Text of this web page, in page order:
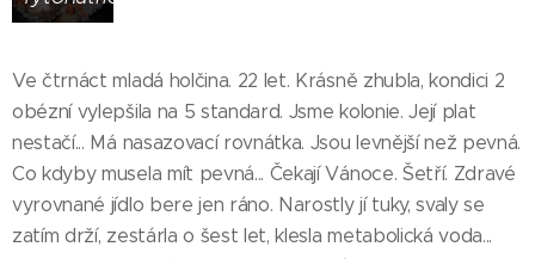
Ve čtrnáct mladá holčina. 22 let. Krásně zhubla, kondici 2
obézní vylepšila na 5 standard. Jsme kolonie. Její plat
nestačí... Má nasazovací rovnátka. Jsou levnější než pevná.
Co kdyby musela mít pevná... Čekají Vánoce. Šetří. Zdravé
vyrovnané jídlo bere jen ráno. Narostly jí tuky, svaly se
zatím drží, zestárla o šest let, klesla metabolická voda...